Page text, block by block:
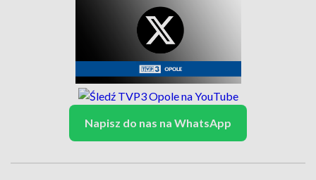
Napisz do nas na WhatsApp